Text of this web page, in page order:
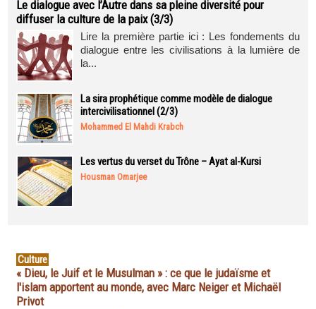
Le dialogue avec l’Autre dans sa pleine diversité pour
diffuser la culture de la paix (3/3)
Lire la première partie ici : Les fondements du
dialogue entre les civilisations à la lumière de
la...
La sira prophétique comme modèle de dialogue
intercivilisationnel (2/3)
Mohammed El Mahdi Krabch
Les vertus du verset du Trône – Ayat al-Kursi
Housman Omarjee
Culture
« Dieu, le Juif et le Musulman » : ce que le judaïsme et
l'islam apportent au monde, avec Marc Neiger et Michaël
Privot